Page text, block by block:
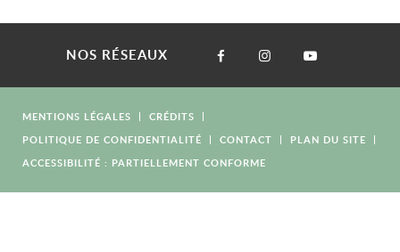
NOS RÉSEAUX
MENTIONS LÉGALES
CRÉDITS
POLITIQUE DE CONFIDENTIALITÉ
CONTACT
PLAN DU SITE
ACCESSIBILITÉ : PARTIELLEMENT CONFORME